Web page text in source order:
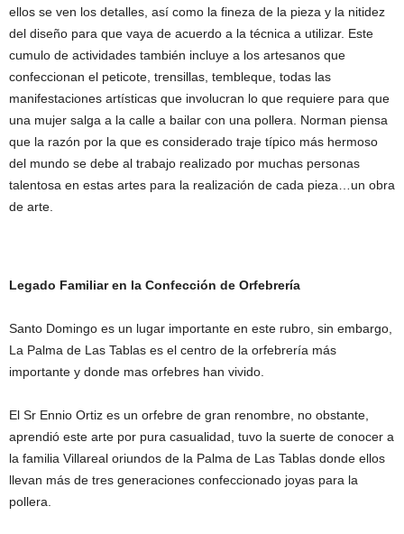
ellos se ven los detalles, así como la fineza de la pieza y la nitidez
del diseño para que vaya de acuerdo a la técnica a utilizar. Este
cumulo de actividades también incluye a los artesanos que
confeccionan el peticote, trensillas, tembleque, todas las
manifestaciones artísticas que involucran lo que requiere para que
una mujer salga a la calle a bailar con una pollera. Norman piensa
que la razón por la que es considerado traje típico más hermoso
del mundo se debe al trabajo realizado por muchas personas
talentosa en estas artes para la realización de cada pieza…un obra
de arte.
Legado Familiar en la Confección de Orfebrería
Santo Domingo es un lugar importante en este rubro, sin embargo,
La Palma de Las Tablas es el centro de la orfebrería más
importante y donde mas orfebres han vivido.
El Sr Ennio Ortiz es un orfebre de gran renombre, no obstante,
aprendió este arte por pura casualidad, tuvo la suerte de conocer a
la familia Villareal oriundos de la Palma de Las Tablas donde ellos
llevan más de tres generaciones confeccionado joyas para la
pollera.